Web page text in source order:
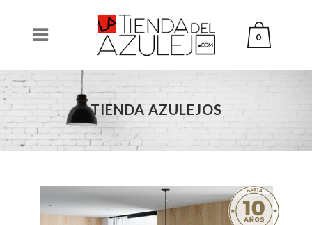
0
TIENDA AZULEJOS